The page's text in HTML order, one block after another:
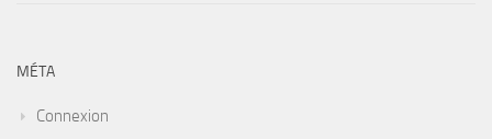
MÉTA
Connexion